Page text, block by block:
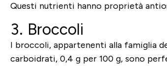
Questi nutrienti hanno proprietà
3. Broccoli
I broccoli, appartenenti alla famiglia
carboidrati, 0,4 g per 100 g, sono